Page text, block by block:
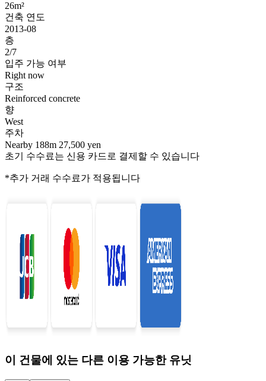
26m²
건축 연도
2013-08
층
2/7
입주 가능 여부
Right now
구조
Reinforced concrete
향
West
주차
Nearby 188m 27,500 yen
초기 수수료는 신용 카드로 결제할 수 있습니다
*추가 거래 수수료가 적용됩니다
이 건물에 있는 다른 이용 가능한 유닛